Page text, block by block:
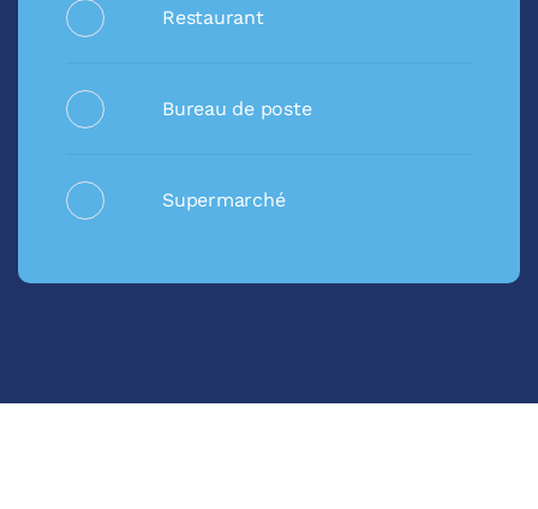
Restaurant
Bureau de poste
Supermarché